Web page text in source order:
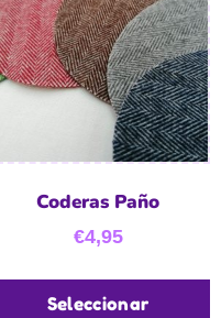
Coderas Paño
€4,95
Seleccionar